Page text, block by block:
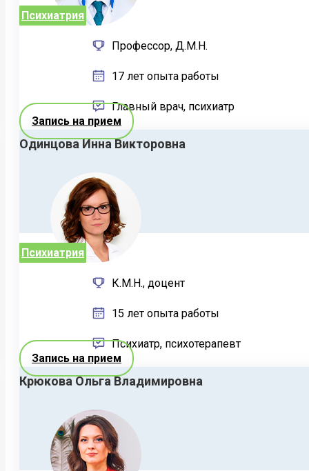
Психиатрия
Профессор, Д.М.Н.
17 лет опыта работы
Главный врач, психиатр
Запись на прием
Одинцова Инна Викторовна
Психиатрия
К.М.Н., доцент
15 лет опыта работы
Психиатр, психотерапевт
Запись на прием
Крюкова Ольга Владимировна